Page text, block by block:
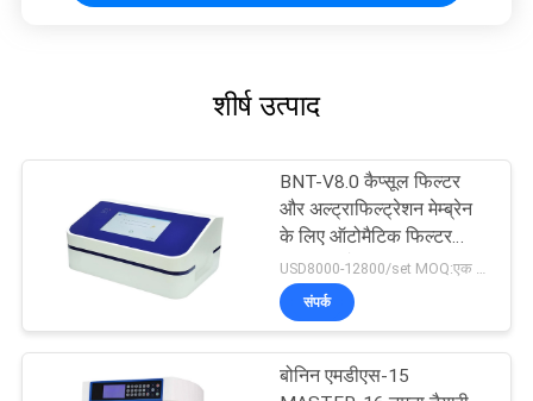
शीर्ष उत्पाद
BNT-V8.0 कैप्सूल फिल्टर
और अल्ट्राफिल्ट्रेशन मेम्ब्रेन
के लिए ऑटोमैटिक फिल्टर
इंटीग्रिटी टेस्टर
USD8000-12800/set MOQ:एक सेट
संपर्क
बोनिन एमडीएस-15